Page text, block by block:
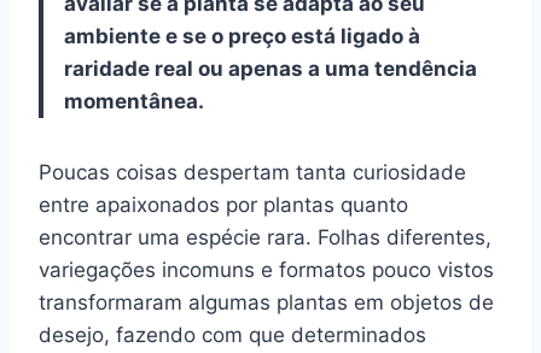
ambiente e se o preço está ligado à
raridade real ou apenas a uma tendência
momentânea.
Poucas coisas despertam tanta curiosidade
entre apaixonados por plantas quanto
encontrar uma espécie rara. Folhas diferentes,
variegações incomuns e formatos pouco vistos
transformaram algumas plantas em objetos de
desejo, fazendo com que determinados